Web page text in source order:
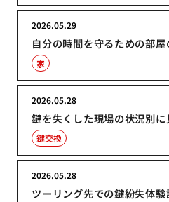
自分の時間を守るための部
2026.05.29
家
鍵を失くした現場の状況別
2026.05.28
鍵交換
ツーリング先での鍵紛失体験
2026.05.28